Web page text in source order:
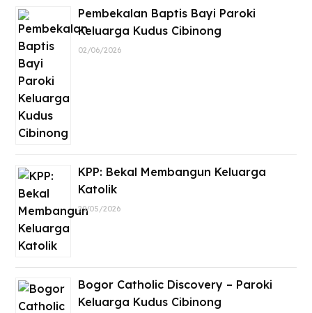
Pembekalan Baptis Bayi Paroki
Keluarga Kudus Cibinong
02/06/2026
KPP: Bekal Membangun Keluarga
Katolik
29/05/2026
Bogor Catholic Discovery – Paroki
Keluarga Kudus Cibinong